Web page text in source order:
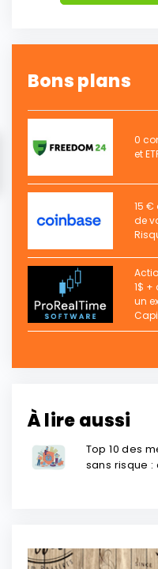
Bons plans
0
et
15 €
de
1$
un
À lire aussi
Top 10 des
sans risque